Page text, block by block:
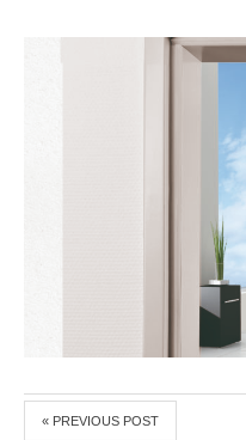
« PREVIOUS POST